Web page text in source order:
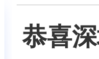
恭喜